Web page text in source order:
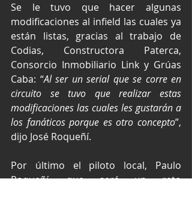
Se le tuvo que hacer algunas
modificaciones al infield las cuales ya
están listas, gracias al trabajo de
Codias, Constructora Paterca,
Consorcio Inmobiliario Link y Grúas
Caba: “Al ser un serial que se corre en
circuito se tuvo que realizar estas
modificaciones las cuales les gustarán a
los fanáticos porque es otro concepto”,
dijo José Roqueñí.
Por último el piloto local, Paulo
Roqueñí, que será un reto